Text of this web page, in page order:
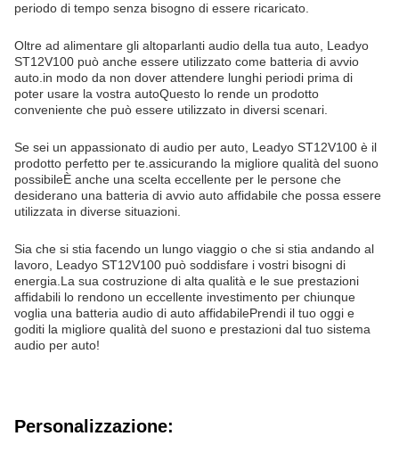
periodo di tempo senza bisogno di essere ricaricato.
Oltre ad alimentare gli altoparlanti audio della tua auto, Leadyo
ST12V100 può anche essere utilizzato come batteria di avvio
auto.in modo da non dover attendere lunghi periodi prima di
poter usare la vostra autoQuesto lo rende un prodotto
conveniente che può essere utilizzato in diversi scenari.
Se sei un appassionato di audio per auto, Leadyo ST12V100 è il
prodotto perfetto per te.assicurando la migliore qualità del suono
possibileÈ anche una scelta eccellente per le persone che
desiderano una batteria di avvio auto affidabile che possa essere
utilizzata in diverse situazioni.
Sia che si stia facendo un lungo viaggio o che si stia andando al
lavoro, Leadyo ST12V100 può soddisfare i vostri bisogni di
energia.La sua costruzione di alta qualità e le sue prestazioni
affidabili lo rendono un eccellente investimento per chiunque
voglia una batteria audio di auto affidabilePrendi il tuo oggi e
goditi la migliore qualità del suono e prestazioni dal tuo sistema
audio per auto!
Personalizzazione: